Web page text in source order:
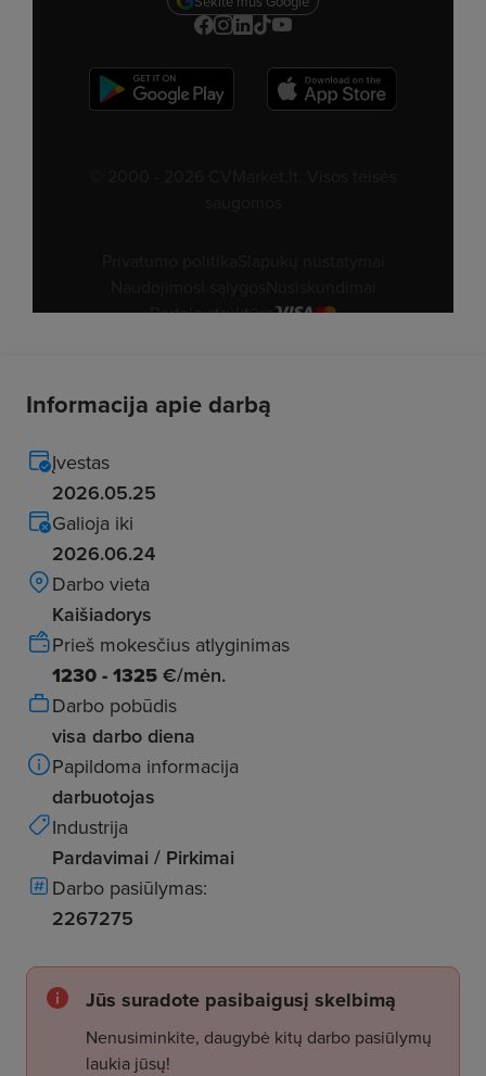
Informacija apie darbą
Įvestas
2026.05.25
Galioja iki
2026.06.24
Darbo vieta
Kaišiadorys
Prieš mokesčius atlyginimas
1230 - 1325 €/mėn.
Darbo pobūdis
visa darbo diena
Papildoma informacija
darbuotojas
Industrija
Pardavimai / Pirkimai
Darbo pasiūlymas:
2267275
Jūs suradote pasibaigusį skelbimą
Nenusiminkite, daugybė kitų darbo pasiūlymų
laukia jūsų!